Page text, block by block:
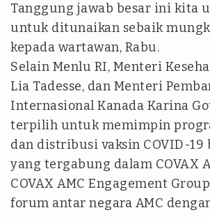
Tanggung jawab besar ini kita
untuk ditunaikan sebaik
kepada wartawan, Rabu.
Selain Menlu RI, Menteri
Lia Tadesse, dan Menteri
Internasional Kanada Karina
terpilih untuk memimpin
dan distribusi vaksin COVID-19
yang tergabung dalam COVAX
COVAX AMC Engagement
forum antar negara AMC